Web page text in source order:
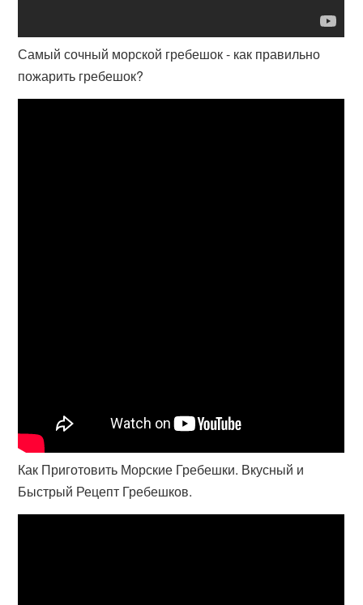
Самый сочный морской гребешок - как правильно
пожарить гребешок?
Как Приготовить Морские Гребешки. Вкусный и
Быстрый Рецепт Гребешков.